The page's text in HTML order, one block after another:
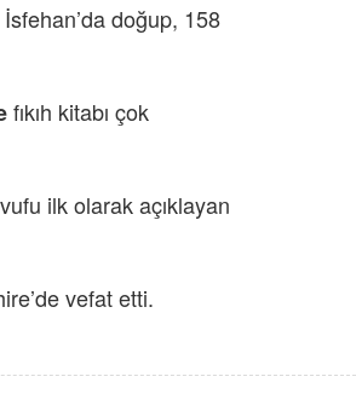
doğup, 158
fıkıh kitabı çok
ilk olarak açıklayan
vefat etti.